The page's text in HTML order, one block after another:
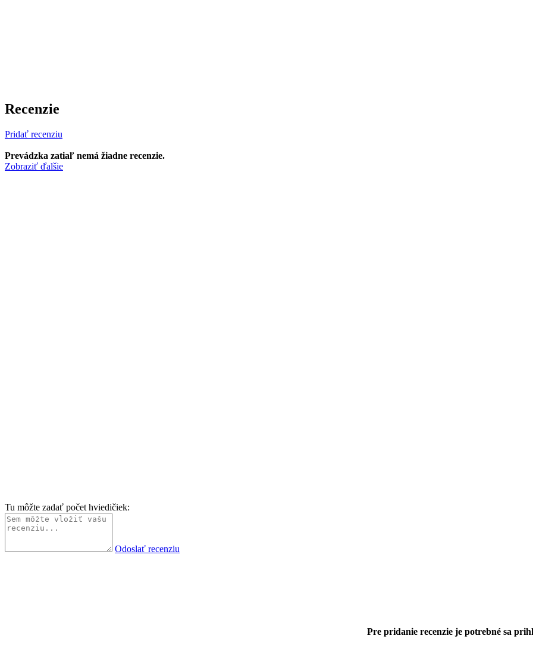
Recenzie
Pridať recenziu
Prevádzka zatiaľ nemá žiadne recenzie.
Zobraziť ďalšie
Tu môžte zadať počet hviedičiek:
Odoslať recenziu
Pre pridanie recenzie je potrebné sa